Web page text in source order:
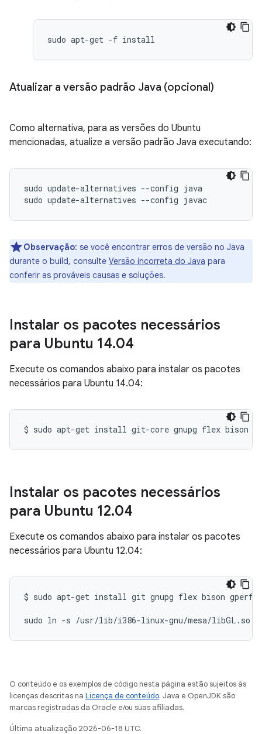
Atualizar a versão padrão Java (opcional)
Como alternativa, para as versões do Ubuntu
mencionadas, atualize a versão padrão Java executando:
sudo update-alternatives --config java
Observação: se você encontrar erros de versão no Java
durante o build, consulte Versão incorreta do Java para
conferir as prováveis causas e soluções.
Instalar os pacotes necessários
para Ubuntu 14.04
Execute os comandos abaixo para instalar os pacotes
necessários para Ubuntu 14.04:
$ sudo apt-get install git-core gnupg flex bison
Instalar os pacotes necessários
para Ubuntu 12.04
Execute os comandos abaixo para instalar os pacotes
necessários para Ubuntu 12.04:
$ sudo apt-get install git gnupg flex bison gperf
sudo ln -s /usr/lib/i386-linux-gnu/mesa/libGL.so.1
O conteúdo e os exemplos de código nesta página estão sujeitos às
licenças descritas na Licença de conteúdo. Java e OpenJDK são
marcas registradas da Oracle e/ou suas afiliadas.
Última atualização 2026-06-18 UTC.